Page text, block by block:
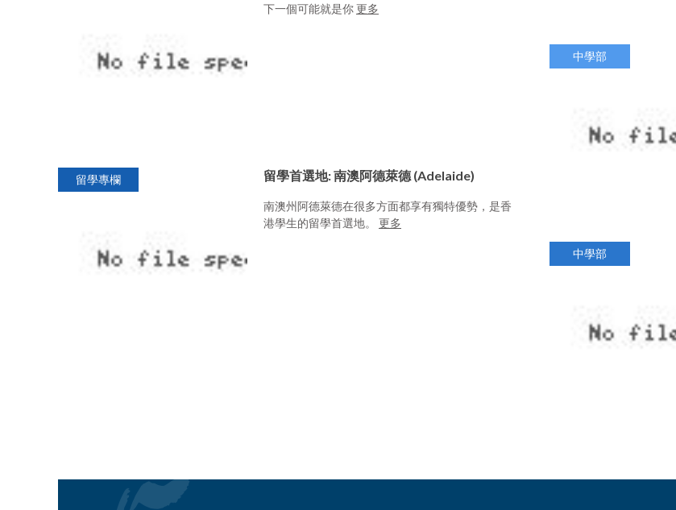
下一個可能就是你更多
留學專欄 留學首選地: 南澳阿德萊德 (Adelaide)
南澳州阿德萊德在很多方面都享有獨特優勢，是香
港學生的留學首選地。 更多
中學部
中學部